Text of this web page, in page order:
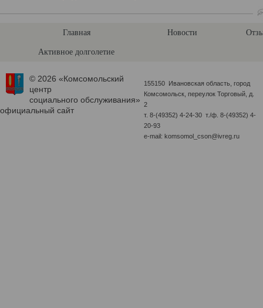
Главная Новости
Активное долголетие
© 2026 «Комсомольский
центр
социального обслуживания»
официальный сайт
155150 Ивановская область, город
Комсомольск, переулок Торговый, д.
2
т. 8-(49352) 4-24-30 т./ф. 8-(49352) 4-
20-93
e-mail: komsomol_cson@ivreg.ru